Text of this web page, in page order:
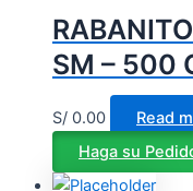
SM – 500
S/ 0.00
Read
Haga su